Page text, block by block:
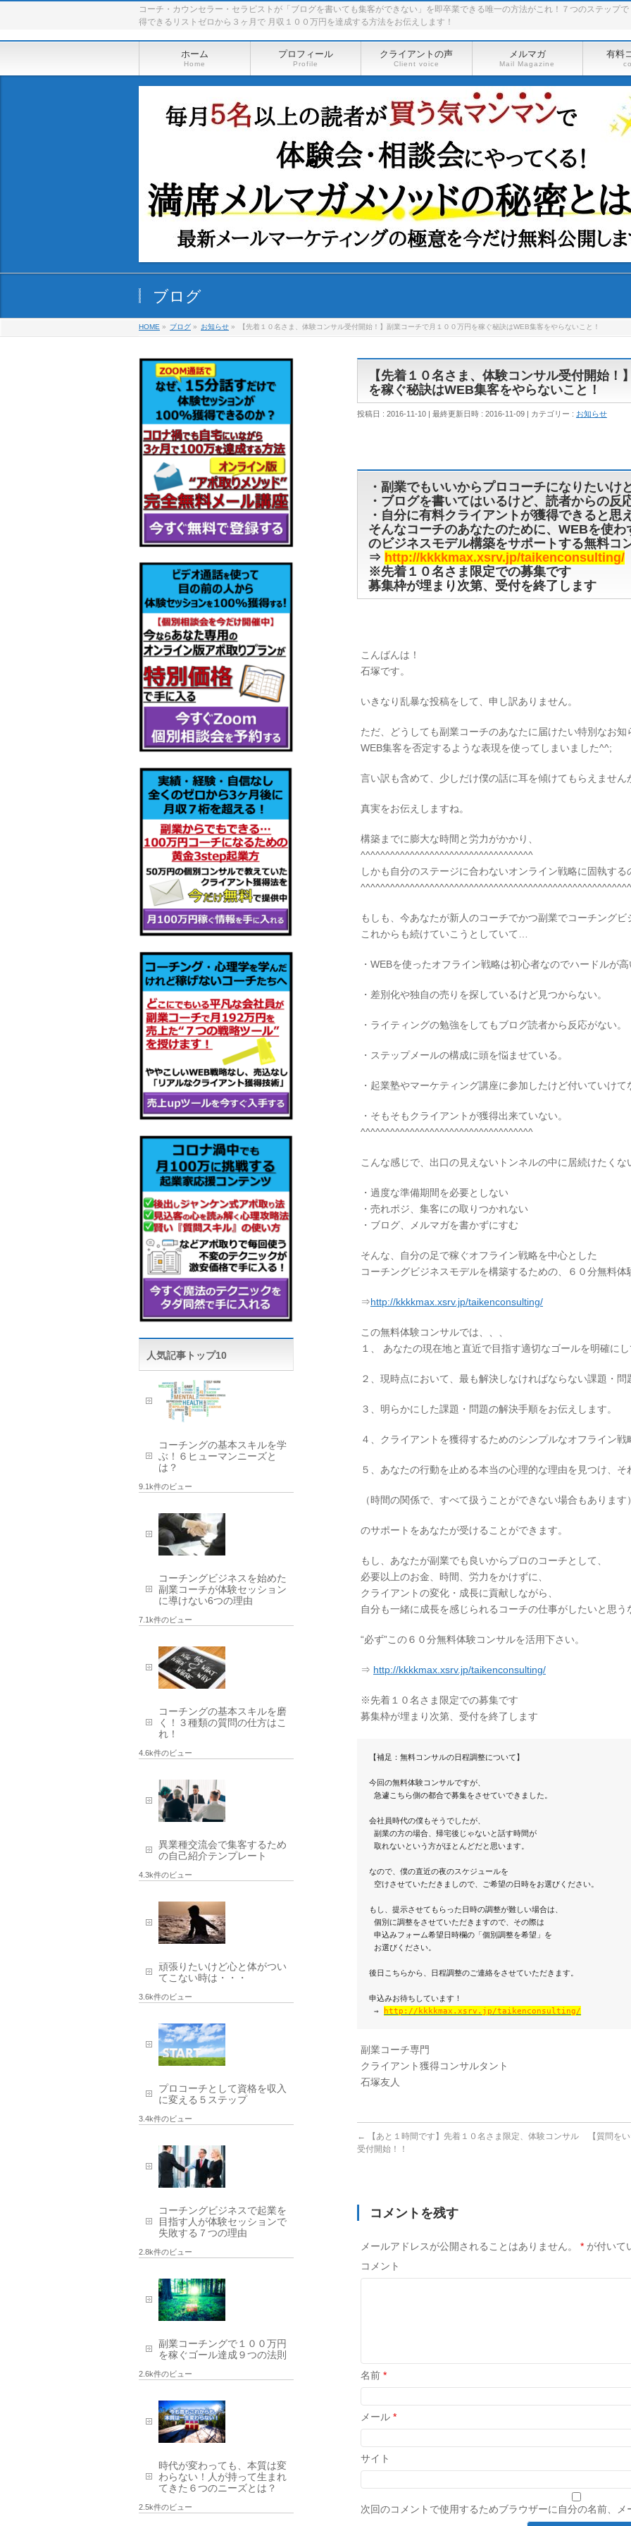
コーチ・カウンセラー・セラピストが「ブログを書いても集客ができない」を即卒業できる唯一の方法がこれ！７つのステップ
得できるリストゼロから３ヶ月で 月収１００万円を達成する方法をお伝えします！
ホーム
Home
プロフィール
Profile
クライアントの声
Client voice
メルマガ
Mail Magazine
有料
ブログ
HOME » ブログ » お知らせ » 【先着１０名さま、体験コンサル受付開始！】副業コーチで月１００万円を稼ぐ秘訣はWEB集客をやらないこと！
【先着１０名さま、体験コンサル受付開始！
を稼ぐ秘訣はWEB集客をやらないこと！
投稿日 : 2016-11-10 最終更新日時 : 2016-11-09 カテゴリー : お知らせ
・副業でもいいからプロコーチになりたいけ
・ブログを書いてはいるけど、読者からの反
・自分に有料クライアントが獲得できると思
そんなコーチのあなたのために、WEBを使
のビジネスモデル構築をサポートする無料コ
⇒ http://kkkkmax.xsrv.jp/taikenconsulting/
※先着１０名さま限定での募集です
募集枠が埋まり次第、受付を終了します
こんばんは！
石塚です。
いきなり乱暴な投稿をして、申し訳ありません。
ただ、どうしても副業コーチのあなたに届けたい特別なお知
WEB集客を否定するような表現を使ってしまいました^^;
言い訳も含めて、少しだけ僕の話に耳を傾けてもらえません
真実をお伝えしますね。
構築までに膨大な時間と労力がかかり、
^^^^^^^^^^^^^^^^^^^^^^^^^^^^^^^^^^^
しかも自分のステージに合わないオンライン戦略に固執す
もしも、今あなたが新人のコーチでかつ副業でコーチングビ
これからも続けていこうとしていて…
・WEBを使ったオフライン戦略は初心者なのでハードルが
・差別化や独自の売りを探しているけど見つからない。
・ライティングの勉強をしてもブログ読者から反応がない。
・ステップメールの構成に頭を悩ませている。
・起業塾やマーケティング講座に参加したけど付いていけて
・そもそもクライアントが獲得出来ていない。
^^^^^^^^^^^^^^^^^^^^^^^^^^^^^^^^^^^
こんな感じで、出口の見えないトンネルの中に居続けたくな
・過度な準備期間を必要としない
・売れポジ、集客にの取りつかれない
・ブログ、メルマガを書かずにすむ
そんな、自分の足で稼ぐオフライン戦略を中心とした
コーチングビジネスモデルを構築するための、６０分無料
⇒http://kkkkmax.xsrv.jp/taikenconsulting/
この無料体験コンサルでは、、、
１、 あなたの現在地と直近で目指す適切なゴールを明確に
２、現時点において、最も解決しなければならない課題・
３、明らかにした課題・問題の解決手順をお伝えします。
４、クライアントを獲得するためのシンプルなオフライン
５、あなたの行動を止める本当の心理的な理由を見つけ、
（時間の関係で、すべて扱うことができない場合もあります
のサポートをあなたが受けることができます。
もし、あなたが副業でも良いからプロのコーチとして、
必要以上のお金、時間、労力をかけずに、
クライアントの変化・成長に貢献しながら、
自分も一緒に成長を感じられるコーチの仕事がしたいと思う
“必ず”この６０分無料体験コンサルを活用下さい。
⇒ http://kkkkmax.xsrv.jp/taikenconsulting/
※先着１０名さま限定での募集です
募集枠が埋まり次第、受付を終了します
【補足：無料コンサルの日程調整について】
今回の無料体験コンサルですが、
急遽こちら側の都合で募集をさせていできました。
会社員時代の僕もそうでしたが、
副業の方の場合、帰宅後じゃないと話す時間が
取れないという方がほとんどだと思います。
なので、僕の直近の夜のスケジュールを
空けさせていただきましので、ご希望の日時をお選びください。
もし、提示させてもらった日時の調整が難しい場合は、
個別に調整をさせていただきますので、その際は
申込みフォーム希望日時欄の「個別調整を希望」を
お選びください。
後日こちらから、日程調整のご連絡をさせていただきます。
申込みお待ちしています！
⇒
http://kkkkmax.xsrv.jp/taikenconsulting/
副業コーチ専門
クライアント獲得コンサルタント
石塚友人
←
【あと１時間です】先着１０名さま限定、体験コンサル
受付開始！！
【質問を
コメントを残す
メールアドレスが公開されることはありません。 * が付いて
コメント
名前 *
メール *
サイト
次回のコメントで使用するためブラウザーに自分の名前、
人気記事トップ10
コーチングの基本スキルを学
ぶ！６ヒューマンニーズと
は？
9.1k件のビュー
コーチングビジネスを始めた
副業コーチが体験セッション
に導けない6つの理由
7.1k件のビュー
コーチングの基本スキルを磨
く！３種類の質問の仕方はこ
れ！
4.6k件のビュー
異業種交流会で集客するため
の自己紹介テンプレート
4.3k件のビュー
頑張りたいけど心と体がつい
てこない時は・・・
3.6k件のビュー
プロコーチとして資格を収入
に変える５ステップ
3.4k件のビュー
コーチングビジネスで起業を
目指す人が体験セッションで
失敗する７つの理由
2.8k件のビュー
副業コーチングで１００万円
を稼ぐゴール達成９つの法則
2.6k件のビュー
時代が変わっても、本質は変
わらない！人が持って生まれ
てきた６つのニーズとは？
2.5k件のビュー